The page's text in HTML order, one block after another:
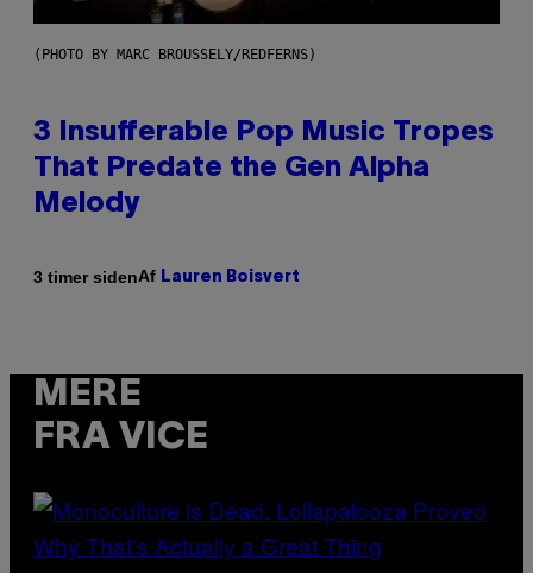
(PHOTO BY MARC BROUSSELY/REDFERNS)
3 Insufferable Pop Music Tropes
That Predate the Gen Alpha
Melody
3 timer sidenAf Lauren Boisvert
MERE
FRA VICE